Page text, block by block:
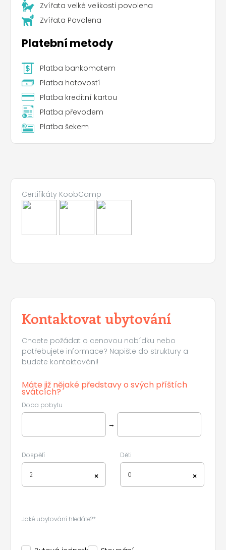
Zvířata velké velikosti povolena
Zvířata Povolena
Platební metody
Platba bankomatem
Platba hotovostí
Platba kreditní kartou
Platba převodem
Platba šekem
Certifikáty KoobCamp
Kontaktovat ubytování
Chcete požádat o cenovou nabídku nebo
potřebujete informace? Napište do struktury a
budete kontaktováni!
Máte již nějaké představy o svých příštích
svátcích?
Doba pobytu
→
Dospělí
×
2
Děti
×
0
Jaké ubytování hledáte?*